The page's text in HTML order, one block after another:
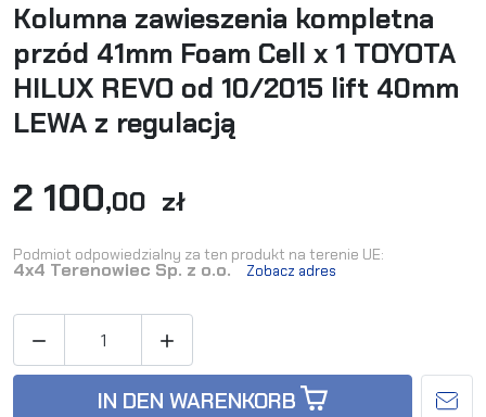
Kolumna zawieszenia kompletna
przód 41mm Foam Cell x 1 TOYOTA
HILUX REVO od 10/2015 lift 40mm
LEWA z regulacją
2 100,00 zł
Podmiot odpowiedzialny za ten produkt na terenie UE:
4x4 Terenowiec Sp. z o.o. Zobacz adres
 
IN DEN WARENKORB